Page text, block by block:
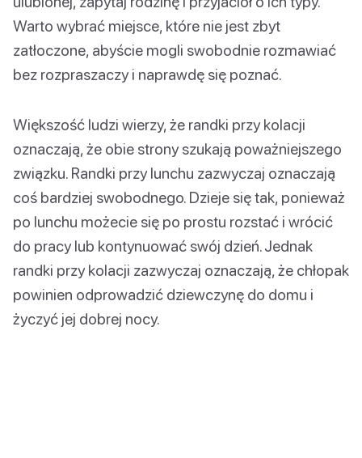
Warto wybrać miejsce, które nie jest zbyt
zatłoczone, abyście mogli swobodnie rozmawiać
bez rozpraszaczy i naprawdę się poznać.
Większość ludzi wierzy, że randki przy kolacji
oznaczają, że obie strony szukają poważniejszego
związku. Randki przy lunchu zazwyczaj oznaczają
coś bardziej swobodnego. Dzieje się tak, ponieważ
po lunchu możecie się po prostu rozstać i wrócić
do pracy lub kontynuować swój dzień. Jednak
randki przy kolacji zazwyczaj oznaczają, że chłopak
powinien odprowadzić dziewczynę do domu i
życzyć jej dobrej nocy.